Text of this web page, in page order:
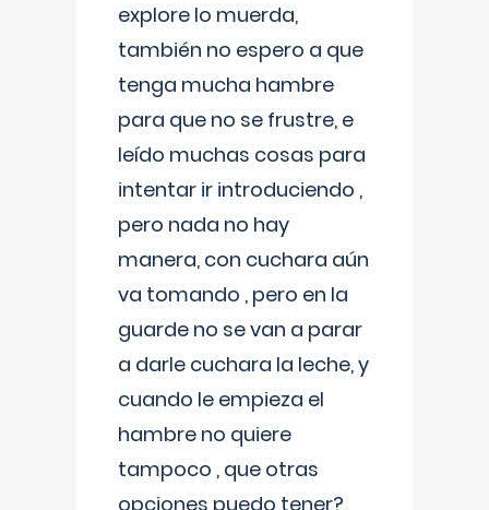
explore lo muerda,
también no espero a que
tenga mucha hambre
para que no se frustre, e
leído muchas cosas para
intentar ir introduciendo ,
pero nada no hay
manera, con cuchara aún
va tomando , pero en la
guarde no se van a parar
a darle cuchara la leche, y
cuando le empieza el
hambre no quiere
tampoco , que otras
opciones puedo tener?